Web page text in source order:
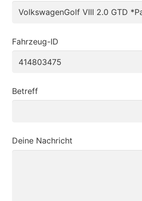
Fahrzeug-ID
Betreff
Deine Nachricht